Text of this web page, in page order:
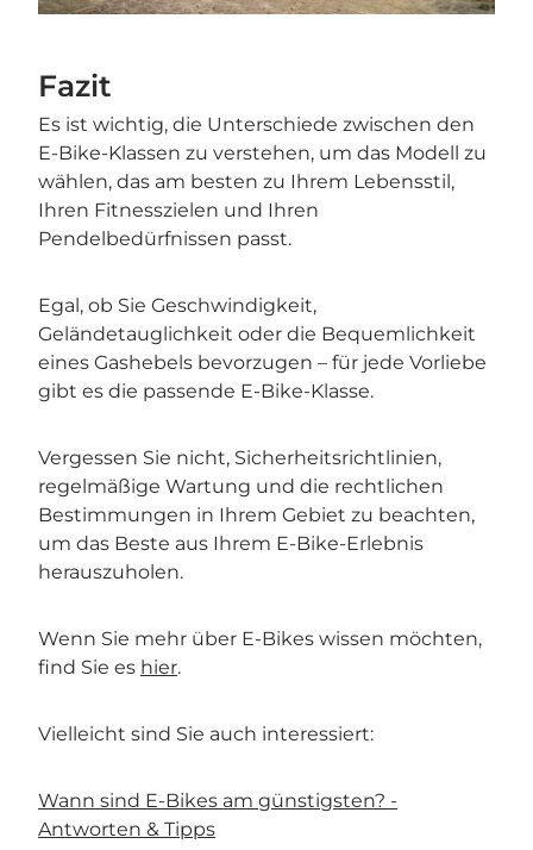
Fazit
Es ist wichtig, die Unterschiede zwischen den
E-Bike-Klassen zu verstehen, um das Modell zu
wählen, das am besten zu Ihrem Lebensstil,
Ihren Fitnesszielen und Ihren
Pendelbedürfnissen passt.
Egal, ob Sie Geschwindigkeit,
Geländetauglichkeit oder die Bequemlichkeit
eines Gashebels bevorzugen – für jede Vorliebe
gibt es die passende E-Bike-Klasse.
Vergessen Sie nicht, Sicherheitsrichtlinien,
regelmäßige Wartung und die rechtlichen
Bestimmungen in Ihrem Gebiet zu beachten,
um das Beste aus Ihrem E-Bike-Erlebnis
herauszuholen.
Wenn Sie mehr über E-Bikes wissen möchten,
find Sie es hier.
Vielleicht sind Sie auch interessiert:
Wann sind E-Bikes am günstigsten? -
Antworten & Tipps